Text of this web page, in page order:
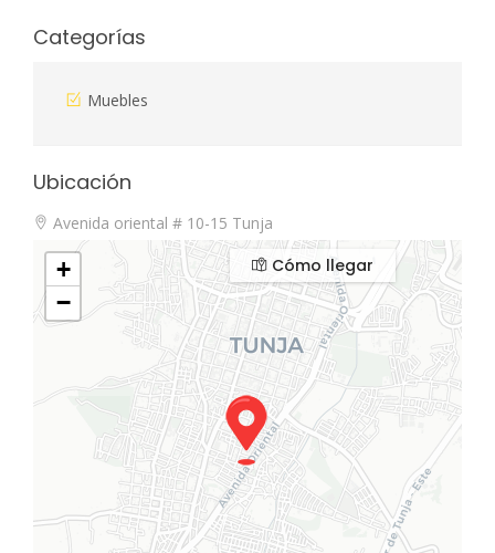
Categorías
Muebles
Ubicación
Avenida oriental # 10-15 Tunja
+
−
Cómo llegar